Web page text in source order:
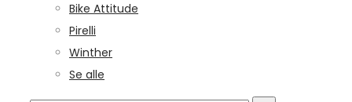
Bike Attitude
Pirelli
Winther
Se alle